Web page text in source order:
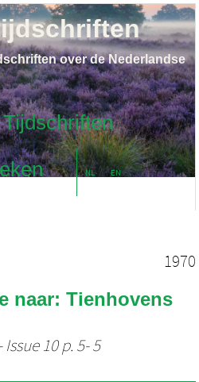
Tijdschriften
NL EN
over de Nederlandse
1970
naar: Tienhovens
Issue 10 p. 5- 5